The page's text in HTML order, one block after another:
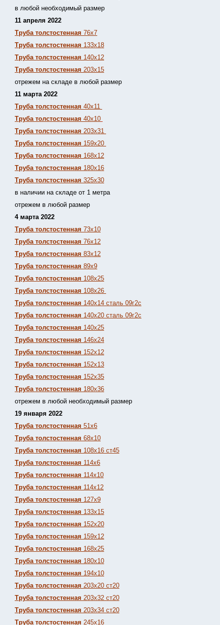
в любой необходимый размер
11 апреля 2022
Труба толстостенная 76х7
Труба толстостенная 133х18
Труба толстостенная 140х12
Труба толстостенная 203х15
отрежем на складе в любой размер
11 марта 2022
Труба толстостенная 40х11
Труба толстостенная 40х10
Труба толстостенная 203х31
Труба толстостенная 159х20
Труба толстостенная 168х12
Труба толстостенная 180х16
Труба толстостенная 325х30
в наличии на складе от 1 метра
отрежем в любой размер
4 марта 2022
Труба толстостенная 73х10
Труба толстостенная 76х12
Труба толстостенная 83х12
Труба толстостенная 89х9
Труба толстостенная 108х25
Труба толстостенная 108х26
Труба толстостенная 140х14 сталь 09г2с
Труба толстостенная 140х20 сталь 09г2с
Труба толстостенная 140х25
Труба толстостенная 146х24
Труба толстостенная 152х12
Труба толстостенная 152х13
Труба толстостенная 152х35
Труба толстостенная 180х36
отрежем в любой необходимый размер
19 января 2022
Труба толстостенная 51х6
Труба толстостенная 68х10
Труба толстостенная 108х16 ст45
Труба толстостенная 114х6
Труба толстостенная 114х10
Труба толстостенная 114х12
Труба толстостенная 127х9
Труба толстостенная 133х15
Труба толстостенная 152х20
Труба толстостенная 159х12
Труба толстостенная 168х25
Труба толстостенная 180х10
Труба толстостенная 194х10
Труба толстостенная 203х20 ст20
Труба толстостенная 203х32 ст20
Труба толстостенная 203х34 ст20
Труба толстостенная 245х16